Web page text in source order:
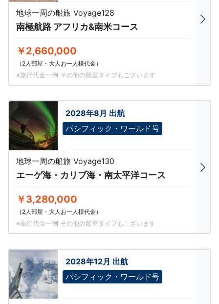
地球一周の船旅 Voyage128
南極航路 アフリカ&南米コース
￥2,660,000
（2人部屋・大人お一人様代金）
※旅行代金一例 その他の船室タイプもございます
2028年8月 出航
パシフィック・ワールド号
地球一周の船旅 Voyage130
エーゲ海・カリブ海・南太平洋コース
￥3,280,000
（2人部屋・大人お一人様代金）
※旅行代金一例 その他の船室タイプもございます
2028年12月 出航
パシフィック・ワールド号